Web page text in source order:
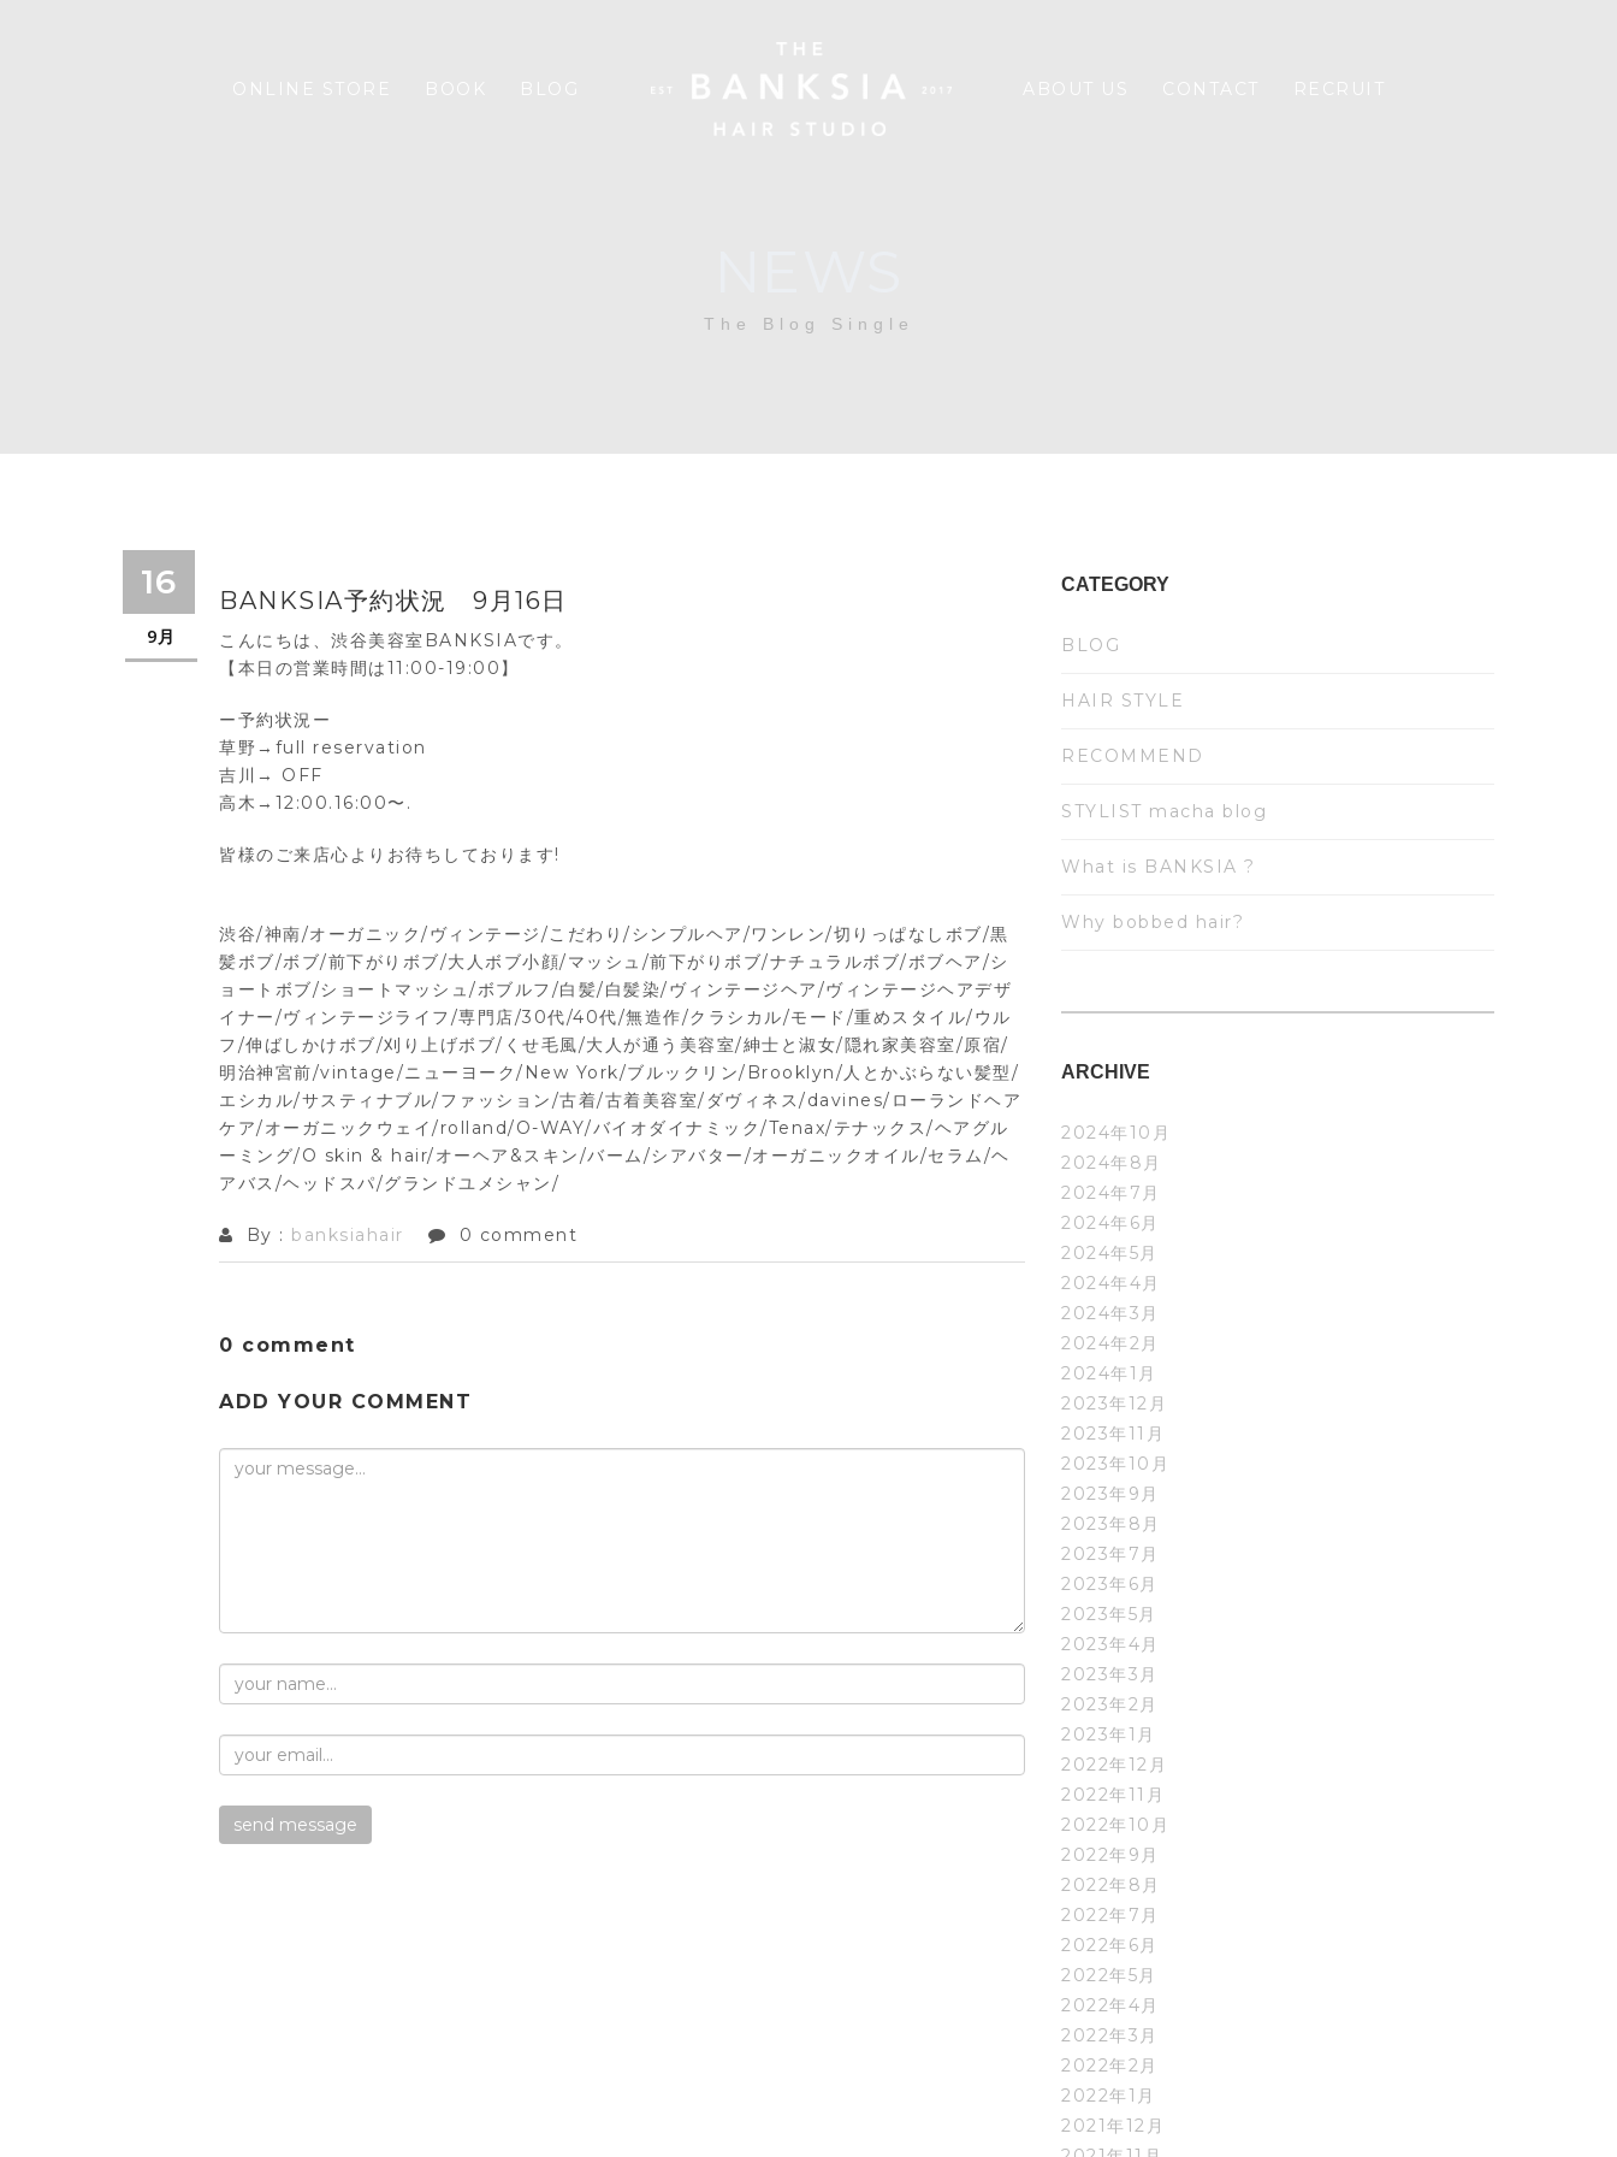
The Blog Single
16
9月
BANKSIA予約状況 9月16日
こんにちは、渋谷美容室BANKSIAです。
【本日の営業時間は11:00-19:00】
ー予約状況ー
草野→full reservation
吉川→ OFF
高木→12:00.16:00〜.
皆様のご来店心よりお待ちしております!
渋谷/神南/オーガニック/ヴィンテージ/こだわり/シンプルヘア/ワンレン/切りっぱなしボブ/黒
髪ボブ/ボブ/前下がりボブ/大人ボブ小顔/マッシュ/前下がりボブ/ナチュラルボブ/ボブヘア/シ
ョートボブ/ショートマッシュ/ボブルフ/白髪/白髪染/ヴィンテージヘア/ヴィンテージヘアデザ
イナー/ヴィンテージライフ/専門店/30代/40代/無造作/クラシカル/モード/重めスタイル/ウル
フ/伸ばしかけボブ/刈り上げボブ/くせ毛風/大人が通う美容室/紳士と淑女/隠れ家美容室/原宿/
明治神宮前/vintage/ニューヨーク/New York/ブルックリン/Brooklyn/人とかぶらない髪型/
エシカル/サスティナブル/ファッション/古着/古着美容室/ダヴィネス/davines/ローランドヘア
ケア/オーガニックウェイ/rolland/O-WAY/バイオダイナミック/Tenax/テナックス/ヘアグル
ーミング/O skin & hair/オーヘア&スキン/バーム/シアバター/オーガニックオイル/セラム/ヘ
アバス/ヘッドスパ/グランドユメシャン/
By : banksiahair 0 comment
0 comment
ADD YOUR COMMENT
CATEGORY
BLOG
HAIR STYLE
RECOMMEND
STYLIST macha blog
What is BANKSIA ?
Why bobbed hair?
ARCHIVE
2024年10月
2024年8月
2024年7月
2024年6月
2024年5月
2024年4月
2024年3月
2024年2月
2024年1月
2023年12月
2023年11月
2023年10月
2023年9月
2023年8月
2023年7月
2023年6月
2023年5月
2023年4月
2023年3月
2023年2月
2023年1月
2022年12月
2022年11月
2022年10月
2022年9月
2022年8月
2022年7月
2022年6月
2022年5月
2022年4月
2022年3月
2022年2月
2022年1月
2021年12月